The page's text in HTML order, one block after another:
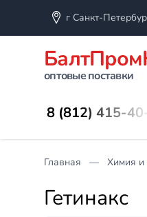
г Санкт-
оптовые поставки
8 (812) 415-40-
Главная Химия и
Гетинакс